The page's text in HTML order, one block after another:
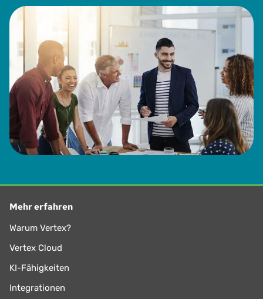
Mehr erfahren
Warum Vertex?
Vertex Cloud
KI-Fähigkeiten
Integrationen